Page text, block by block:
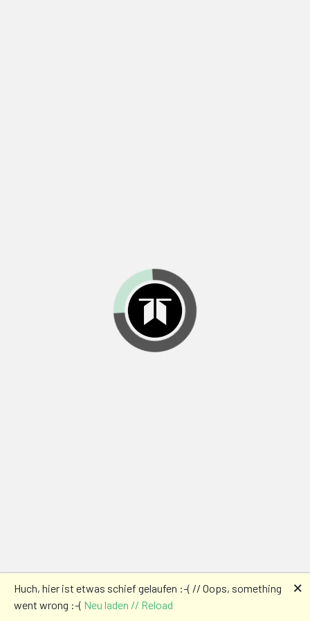
Huch, hier ist etwas schief gelaufen :-( // Oops, something
went wrong :-( Neu laden // Reload
🗙